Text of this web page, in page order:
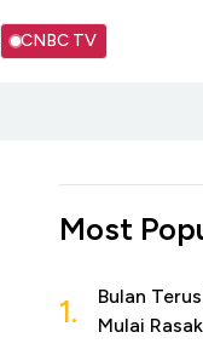
CNBC TV
Most
1.
Bulan
Mulai